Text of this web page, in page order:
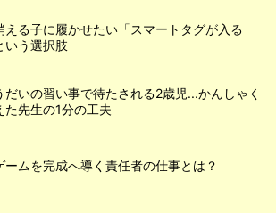
える子に履かせたい「スマートタグが入る
いう選択肢
だいの習い事で待たされる2歳児...かんしゃく
た先生の1分の工夫
ームを完成へ導く責任者の仕事とは？